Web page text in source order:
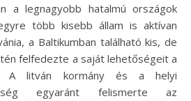
a legnagyobb hatalmú országok
több kisebb állam is aktívan
a Baltikumban található kis, de
felfedezte a saját lehetőségeit a
A litván kormány és a helyi
egyaránt felismerte az